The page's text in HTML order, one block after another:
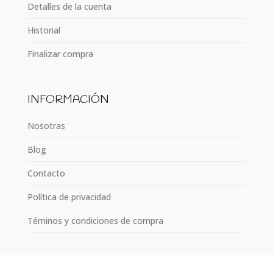
Detalles de la cuenta
Historial
Finalizar compra
INFORMACIÓN
Nosotras
Blog
Contacto
Política de privacidad
Téminos y condiciones de compra